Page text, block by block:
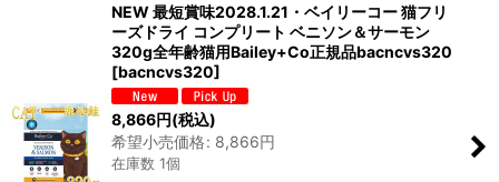
NEW 最短賞味2028.1.21・ベイリーコー 猫フリ
ーズドライ コンプリート ベニソン＆サーモン
320g全年齢猫用Bailey+Co正規品bacncvs320
[bacncvs320]
8,866円(税込)
希望小売価格: 8,866円
在庫数 1個